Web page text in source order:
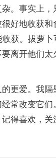
。事实上
好地收获和
获。拔萝
离开他们太
更爱。我
常改变它
得喜欢，关